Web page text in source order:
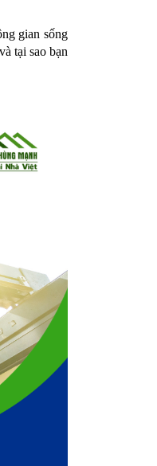
gian sống
tại sao bạn